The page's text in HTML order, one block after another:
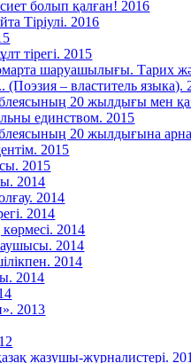
болып қалған! 2016
Тіріулі. 2016
тірегі. 2015
шаруашылығы. Тарих
(Поэзия – властитель языка).
20 жылдығы мен
единством. 2015
20 жылдығына
2015
2015
2014
2014
2014
2014
2014
2014
2014
2013
жазушы-журналистері.